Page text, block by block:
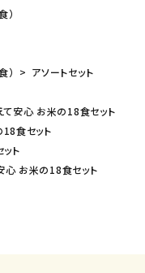
）
）
アソートセット
て安心 お米の18食セット
食セット
ト
心 お米の18食セット